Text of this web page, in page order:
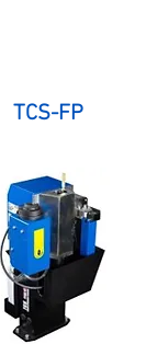
TCS-FP